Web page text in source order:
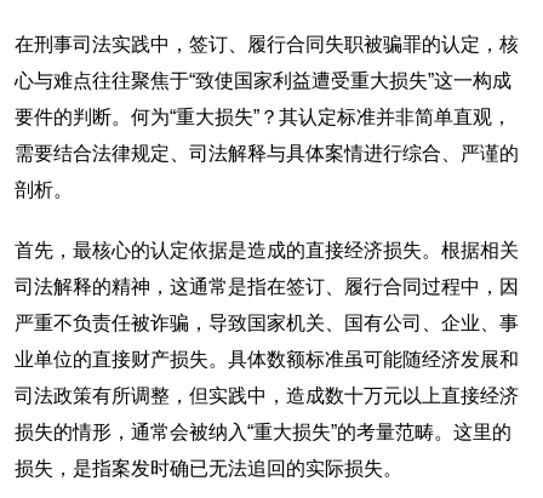
在刑事司法实践中，签订、履行合同失职被骗罪的认定，核
心与难点往往聚焦于“致使国家利益遭受重大损失”这一构成
要件的判断。何为“重大损失”？其认定标准并非简单直观，
需要结合法律规定、司法解释与具体案情进行综合、严谨的
剖析。
首先，最核心的认定依据是造成的直接经济损失。根据相关
司法解释的精神，这通常是指在签订、履行合同过程中，因
严重不负责任被诈骗，导致国家机关、国有公司、企业、事
业单位的直接财产损失。具体数额标准虽可能随经济发展和
司法政策有所调整，但实践中，造成数十万元以上直接经济
损失的情形，通常会被纳入“重大损失”的考量范畴。这里的
损失，是指案发时确已无法追回的实际损失。